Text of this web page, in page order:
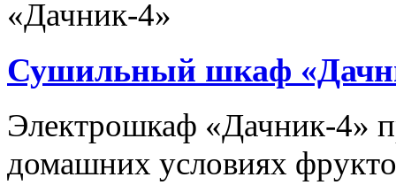
Сушильный шкаф
Электрошкаф «Дачник-4»
домашних условиях